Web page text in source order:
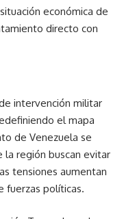
económica de
directo con
intervención militar
el mapa
de Venezuela se
la región buscan evitar
tensiones aumentan
fuerzas políticas.